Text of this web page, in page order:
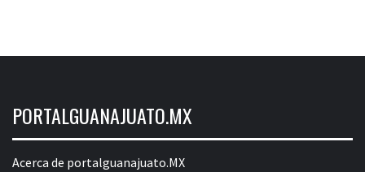
PORTALGUANAJUATO.MX
Acerca de portalguanajuato.MX